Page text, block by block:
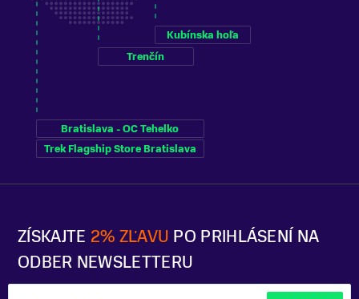
ZÍSKAJTE 2% ZĽAVU PO PRIHLÁSENÍ NA
ODBER NEWSLETTERU
Bratislava - OC Tehelko
Trek Flagship Store Bratislava
Trenčín
Kubínska hoľa